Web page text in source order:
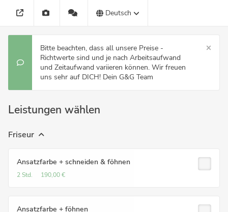
Deutsch
Bitte beachten, dass all unsere Preise -
Richtwerte sind und je nach Arbeitsaufwand
und Zeitaufwand variieren können. Wir freuen
uns sehr auf DICH! Dein G&G Team
Leistungen wählen
Friseur
Ansatzfarbe + schneiden & föhnen
2 Std. 190,00 €
Ansatzfarbe + föhnen